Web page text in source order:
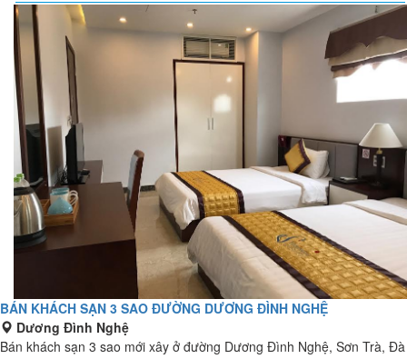
BÁN KHÁCH SẠN 3 SAO ĐƯỜNG DƯƠNG ĐÌNH NGHỆ
Dương Đình Nghệ
Bán khách sạn 3 sao mới xây ở đường Dương Đình Nghệ, Sơn Trà, Đà